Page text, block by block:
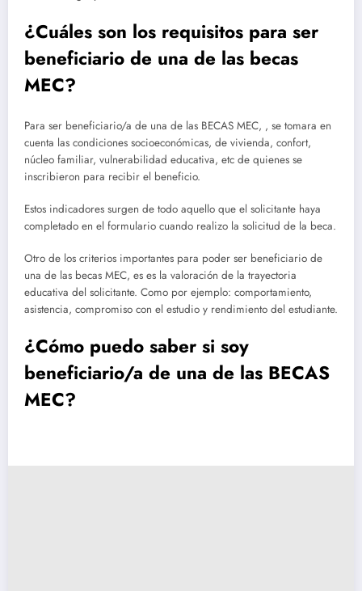
¿Cuáles son los requisitos para ser
beneficiario de una de las becas
MEC?
Para ser beneficiario/a de una de las BECAS MEC, , se tomara en
cuenta las condiciones socioeconómicas, de vivienda, confort,
núcleo familiar, vulnerabilidad educativa, etc de quienes se
inscribieron para recibir el beneficio.
Estos indicadores surgen de todo aquello que el solicitante haya
completado en el formulario cuando realizo la solicitud de la beca.
Otro de los criterios importantes para poder ser beneficiario de
una de las becas MEC, es es la valoración de la trayectoria
educativa del solicitante. Como por ejemplo: comportamiento,
asistencia, compromiso con el estudio y rendimiento del estudiante.
¿Cómo puedo saber si soy
beneficiario/a de una de las BECAS
MEC?